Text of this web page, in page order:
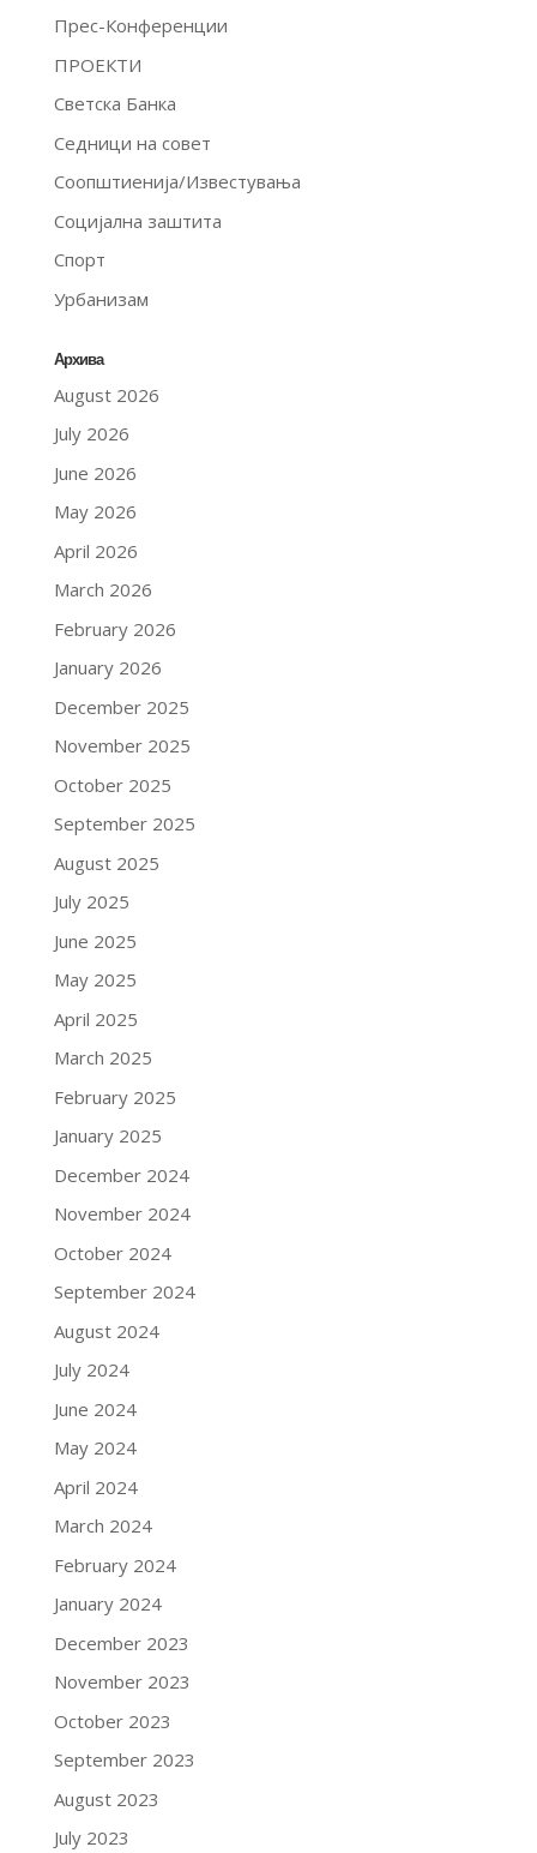
Прес-Конференции
ПРОЕКТИ
Светска Банка
Седници на совет
Соопштиенија/Известувања
Социјална заштита
Спорт
Урбанизам
Архива
August 2026
July 2026
June 2026
May 2026
April 2026
March 2026
February 2026
January 2026
December 2025
November 2025
October 2025
September 2025
August 2025
July 2025
June 2025
May 2025
April 2025
March 2025
February 2025
January 2025
December 2024
November 2024
October 2024
September 2024
August 2024
July 2024
June 2024
May 2024
April 2024
March 2024
February 2024
January 2024
December 2023
November 2023
October 2023
September 2023
August 2023
July 2023